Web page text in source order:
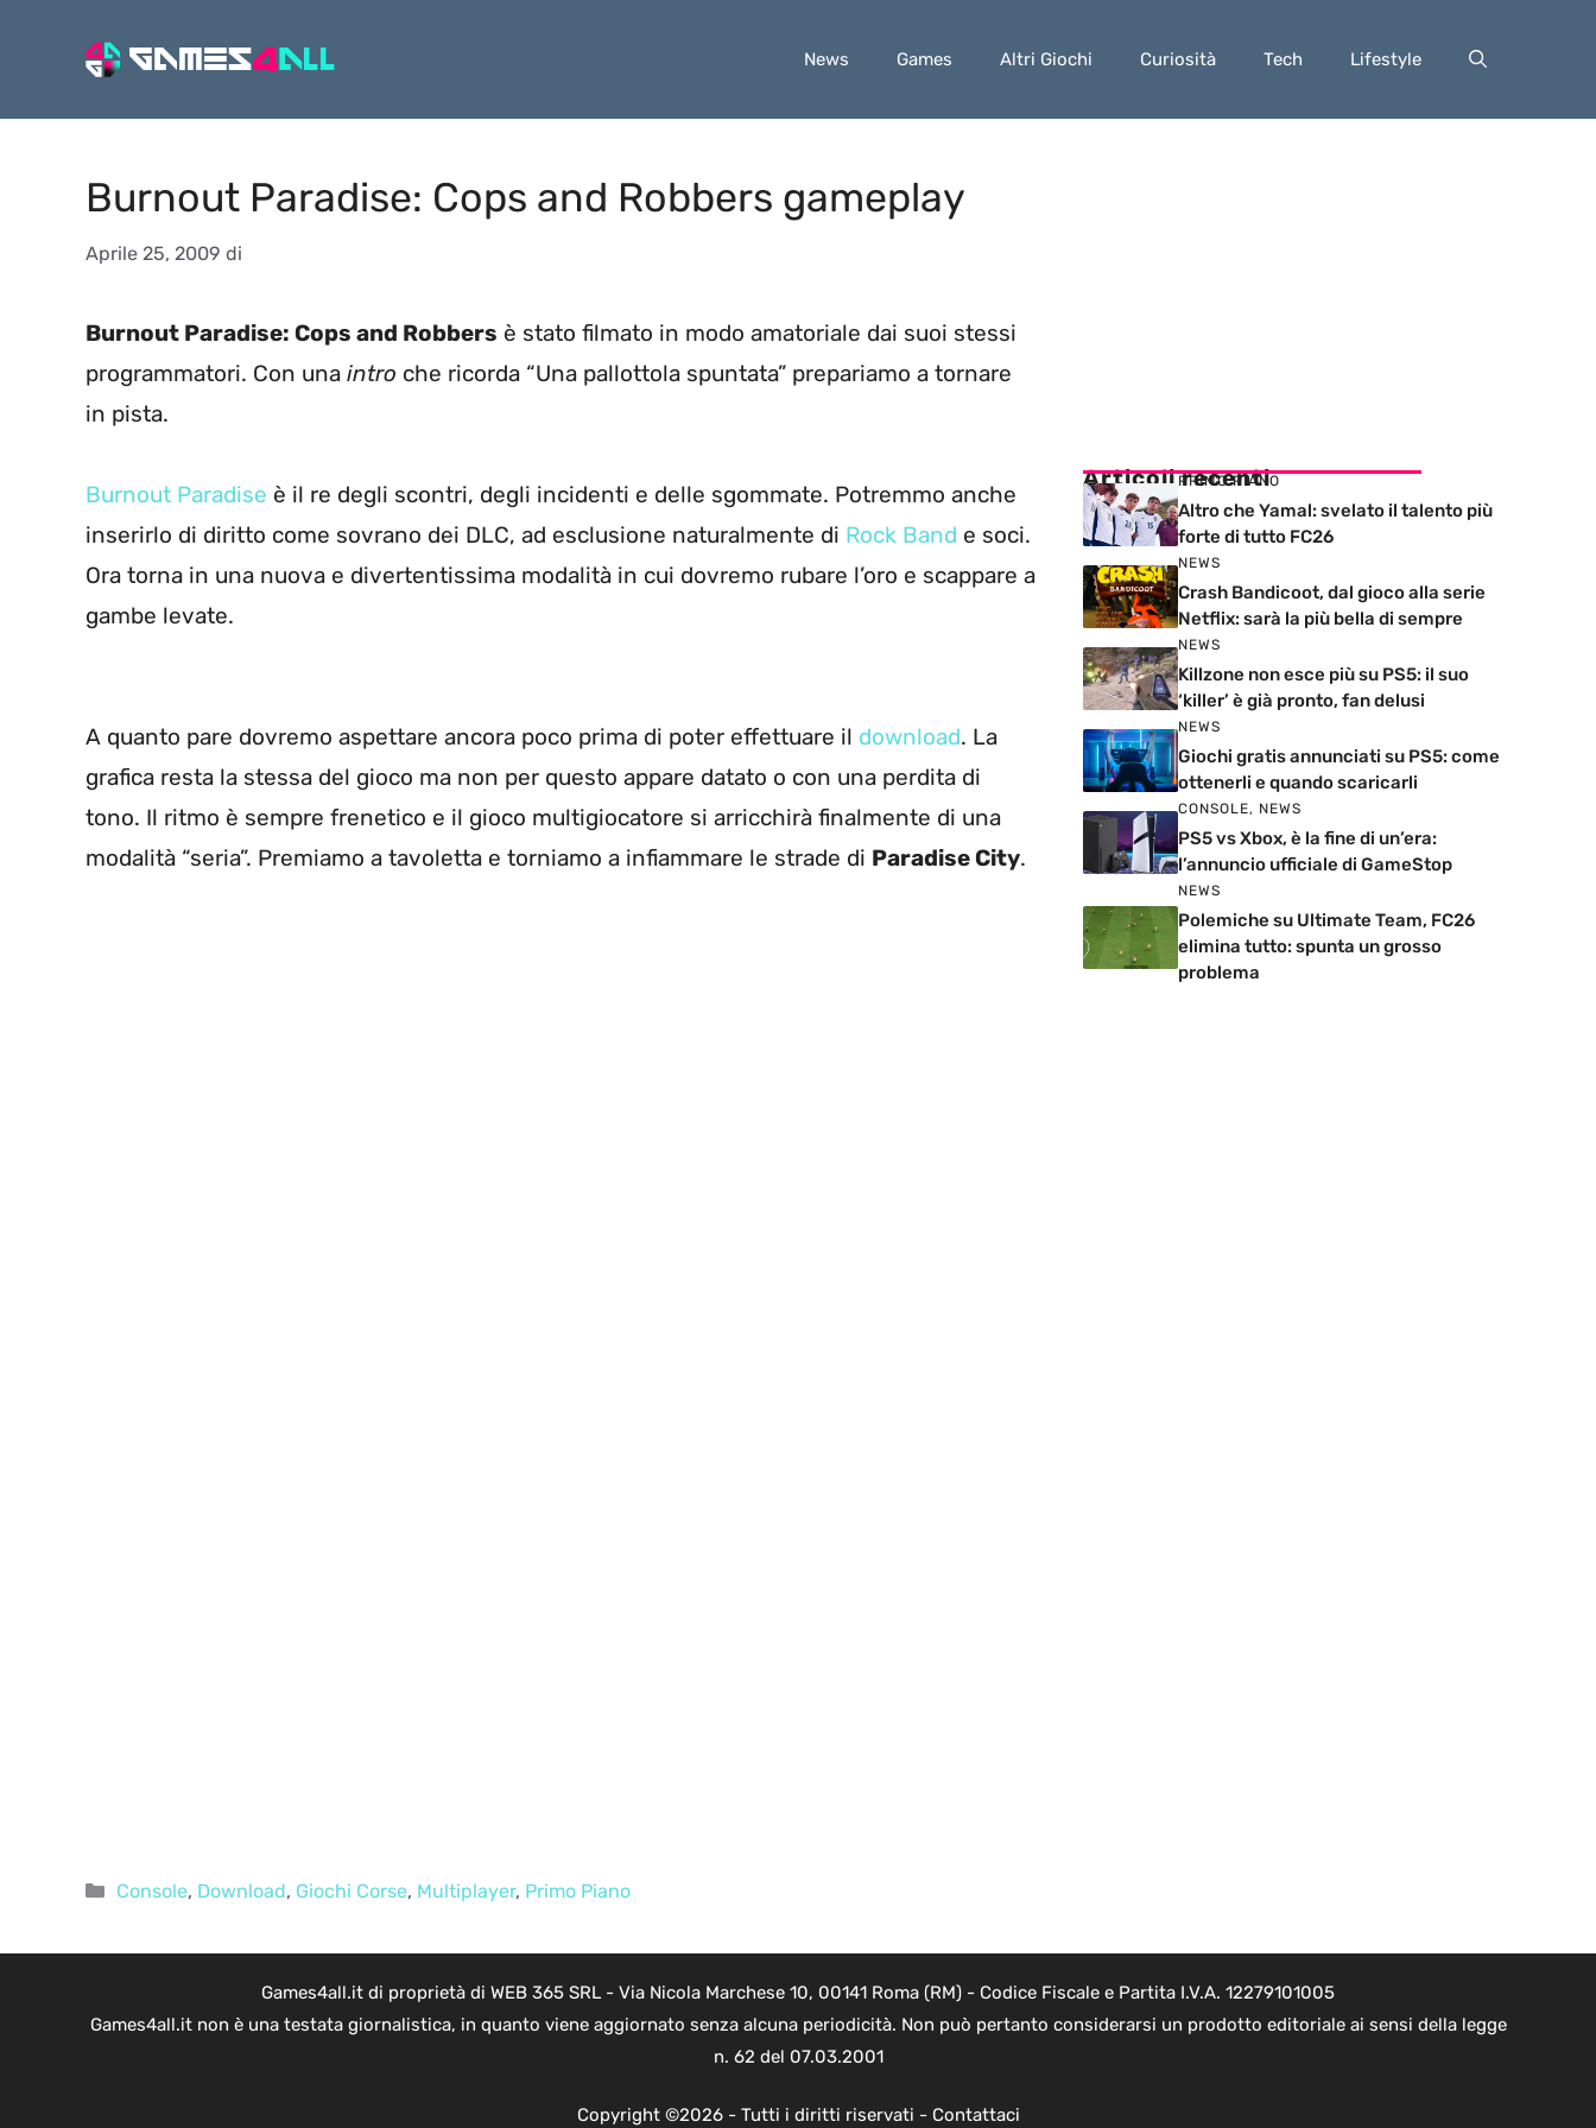
News Games Altri Giochi Curiosità Tech Lifestyle
Burnout Paradise: Cops and Robbers gameplay
Aprile 25, 2009 di
Burnout Paradise: Cops and Robbers è stato filmato in modo amatoriale dai suoi stessi
programmatori. Con una intro che ricorda “Una pallottola spuntata” prepariamo a tornare
in pista.
Burnout Paradise è il re degli scontri, degli incidenti e delle sgommate. Potremmo anche
inserirlo di diritto come sovrano dei DLC, ad esclusione naturalmente di Rock Band e soci.
Ora torna in una nuova e divertentissima modalità in cui dovremo rubare l’oro e scappare a
gambe levate.
A quanto pare dovremo aspettare ancora poco prima di poter effettuare il download. La
grafica resta la stessa del gioco ma non per questo appare datato o con una perdita di
tono. Il ritmo è sempre frenetico e il gioco multigiocatore si arricchirà finalmente di una
modalità “seria”. Premiamo a tavoletta e torniamo a infiammare le strade di Paradise City.
Categorie
Console, Download, Giochi Corse, Multiplayer, Primo Piano
Articoli recenti
PRIMO PIANO
Altro che Yamal: svelato il talento più
forte di tutto FC26
NEWS
Crash Bandicoot, dal gioco alla serie
Netflix: sarà la più bella di sempre
NEWS
Killzone non esce più su PS5: il suo
‘killer’ è già pronto, fan delusi
NEWS
Giochi gratis annunciati su PS5: come
ottenerli e quando scaricarli
CONSOLE, NEWS
PS5 vs Xbox, è la fine di un’era:
l’annuncio ufficiale di GameStop
NEWS
Polemiche su Ultimate Team, FC26
elimina tutto: spunta un grosso
problema
Games4all.it di proprietà di WEB 365 SRL - Via Nicola Marchese 10, 00141 Roma (RM) - Codice Fiscale e Partita I.V.A. 12279101005
Games4all.it non è una testata giornalistica, in quanto viene aggiornato senza alcuna periodicità. Non può pertanto considerarsi un prodotto editoriale ai sensi della legge
n. 62 del 07.03.2001
Copyright ©2026 - Tutti i diritti riservati - Contattaci